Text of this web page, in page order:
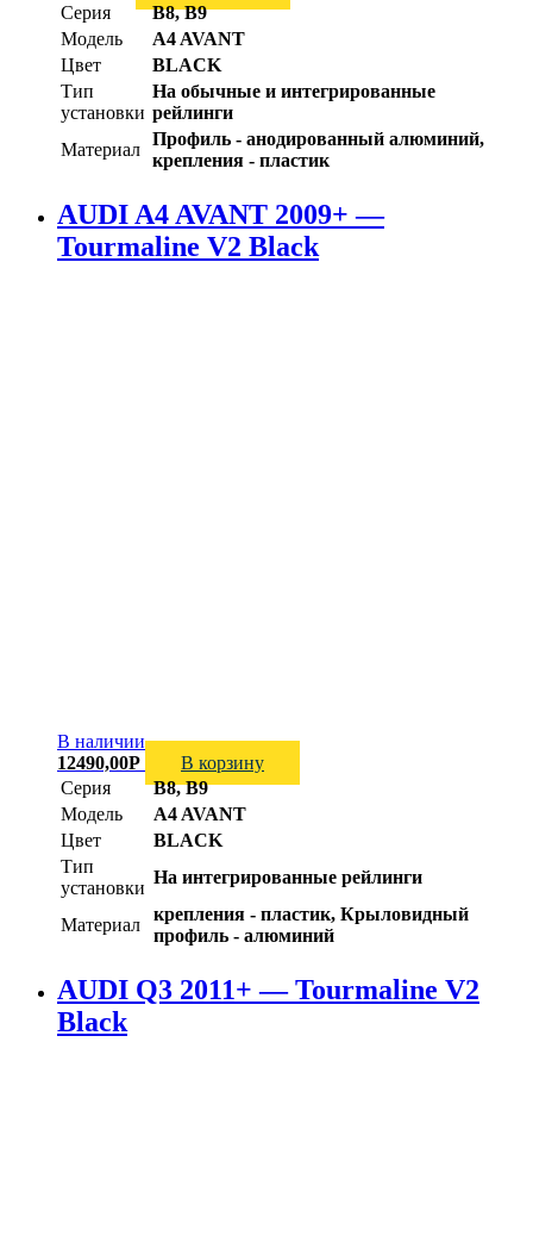
Серия
B8, B9
Модель
A4 AVANT
Цвет
BLACK
Тип
установки
На обычные и интегрированные
рейлинги
Материал
Профиль - анодированный алюминий,
крепления - пластик
AUDI A4 AVANT 2009+ —
Tourmaline V2 Black
В наличии
12490,00Р
В корзину
Серия
B8, B9
Модель
A4 AVANT
Цвет
BLACK
Тип
установки
На интегрированные рейлинги
Материал
крепления - пластик, Крыловидный
профиль - алюминий
AUDI Q3 2011+ — Tourmaline V2
Black